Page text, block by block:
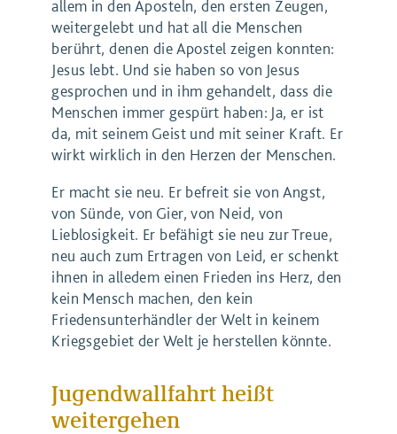
allem in den Aposteln, den ersten Zeugen,
weitergelebt und hat all die Menschen
berührt, denen die Apostel zeigen konnten:
Jesus lebt. Und sie haben so von Jesus
gesprochen und in ihm gehandelt, dass die
Menschen immer gespürt haben: Ja, er ist
da, mit seinem Geist und mit seiner Kraft. Er
wirkt wirklich in den Herzen der Menschen.
Er macht sie neu. Er befreit sie von Angst,
von Sünde, von Gier, von Neid, von
Lieblosigkeit. Er befähigt sie neu zur Treue,
neu auch zum Ertragen von Leid, er schenkt
ihnen in alledem einen Frieden ins Herz, den
kein Mensch machen, den kein
Friedensunterhändler der Welt in keinem
Kriegsgebiet der Welt je herstellen könnte.
Jugendwallfahrt heißt
weitergehen